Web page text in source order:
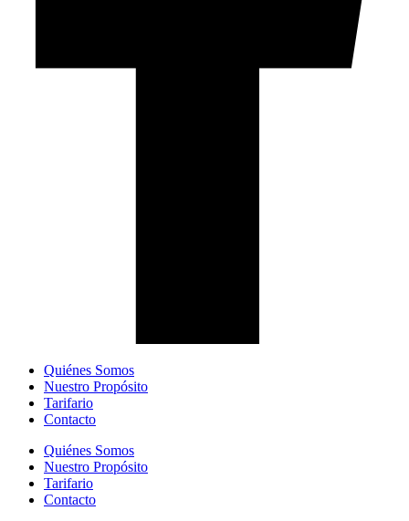
Quiénes Somos
Nuestro Propósito
Tarifario
Contacto
Quiénes Somos
Nuestro Propósito
Tarifario
Contacto